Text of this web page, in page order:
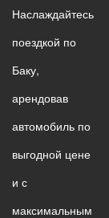
Наслаждайтесь
поездкой по
Баку,
арендовав
автомобиль по
выгодной цене
и с
максимальным